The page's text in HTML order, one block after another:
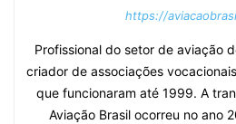
https://
Profissional do setor de aviação
criador de associações
que funcionaram até 1999. A
Aviação Brasil ocorreu no ano